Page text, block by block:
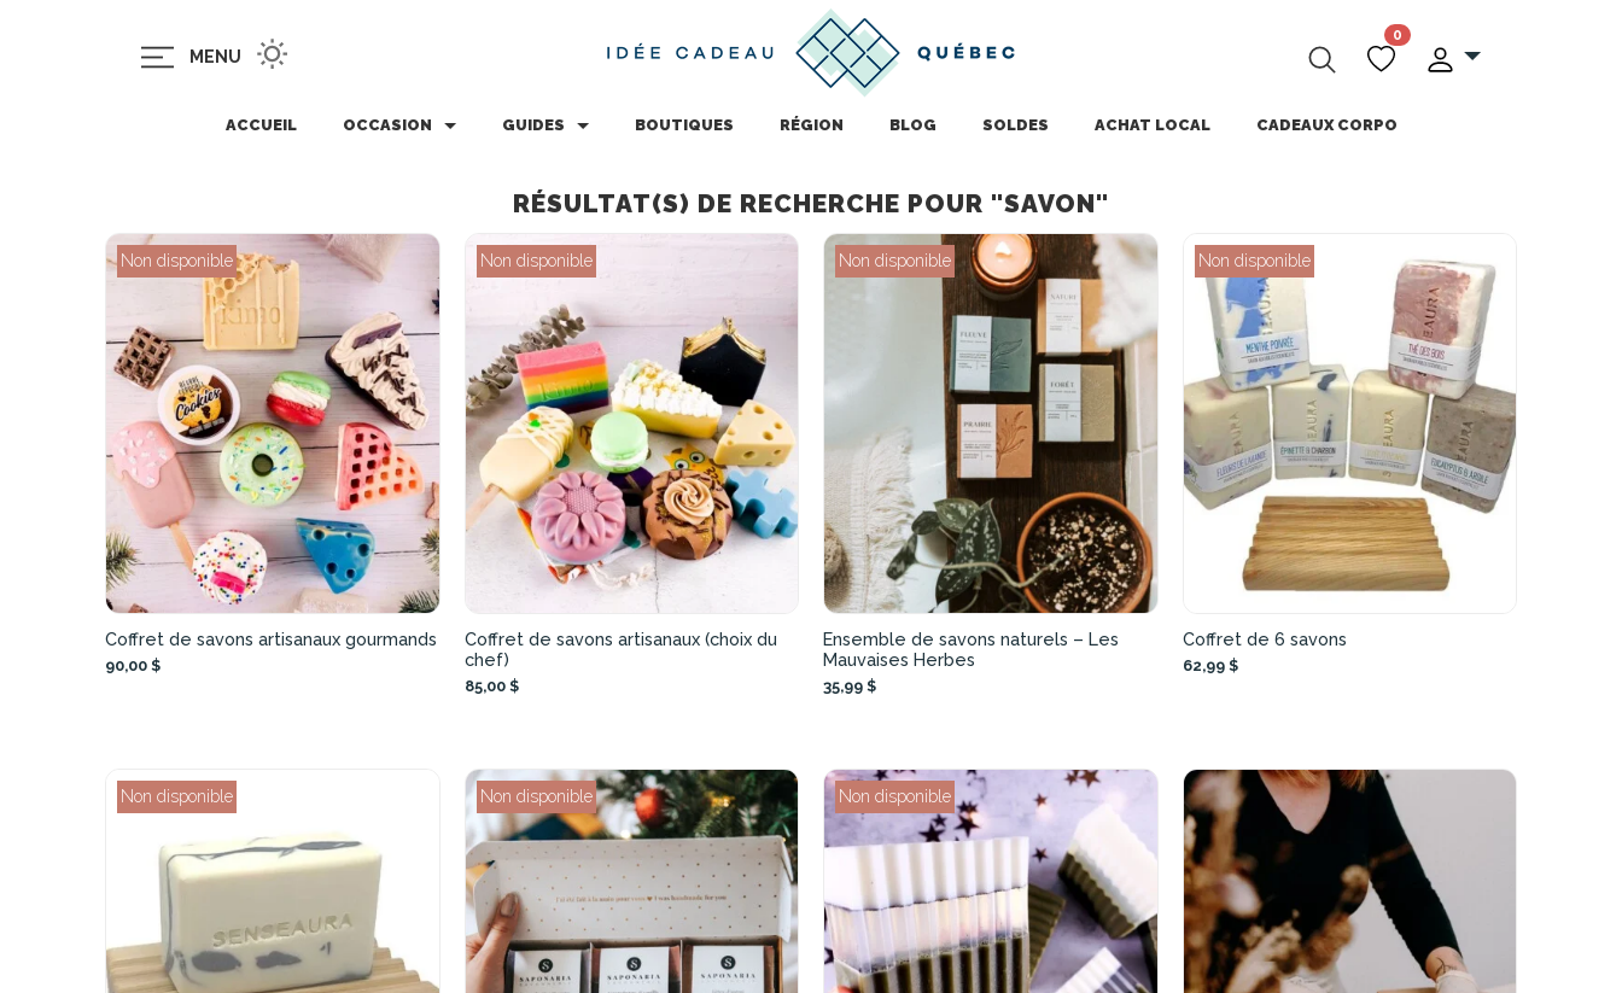
MENU
0
ACCUEIL OCCASION GUIDES BOUTIQUES RÉGION BLOG SOLDES ACHAT LOCAL CADEAUX CORPO
RÉSULTAT(S) DE RECHERCHE POUR "SAVON"
Non disponible
Coffret de savons artisanaux gourmands
90,00 $
Non disponible
Coffret de savons artisanaux (choix du
chef)
85,00 $
Non disponible
Ensemble de savons naturels – Les
Mauvaises Herbes
35,99 $
Non disponible
Coffret de 6 savons
62,99 $
Non disponible Non disponible Non disponible